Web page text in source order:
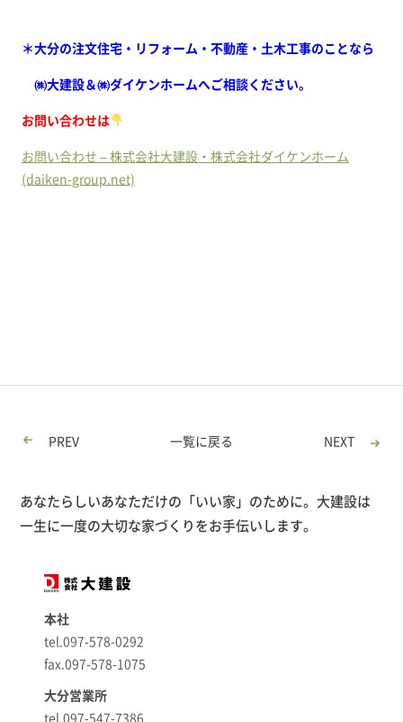
＊大分の注文住宅・リフォーム・不動産・土木工事のことなら
㈱大建設＆㈱ダイケンホームへご相談ください。
お問い合わせは
お問い合わせ – 株式会社大建設・株式会社ダイケンホーム
(daiken-group.net)
PREV 一覧に戻る NEXT
あなたらしいあなただけの「いい家」のために。大建設は
一生に一度の大切な家づくりをお手伝いします。
本社
tel.097-578-0292
fax.097-578-1075
大分営業所
tel.097-547-7386